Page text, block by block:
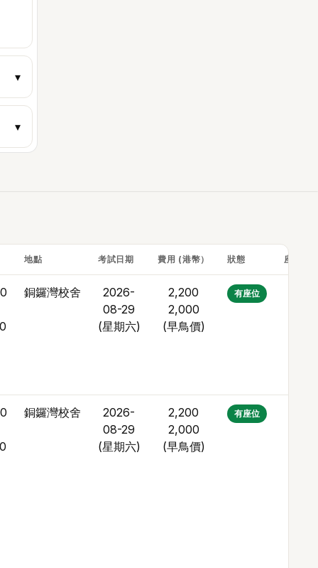
▾
▾
地點 考試日期 費用 (港幣） 狀態 座位數
銅鑼灣校舍
2026-
08-29
(星期六)
2,200
2,000
(早鳥價)
有座位
銅鑼灣校舍
2026-
08-29
(星期六)
2,200
2,000
(早鳥價)
有座位